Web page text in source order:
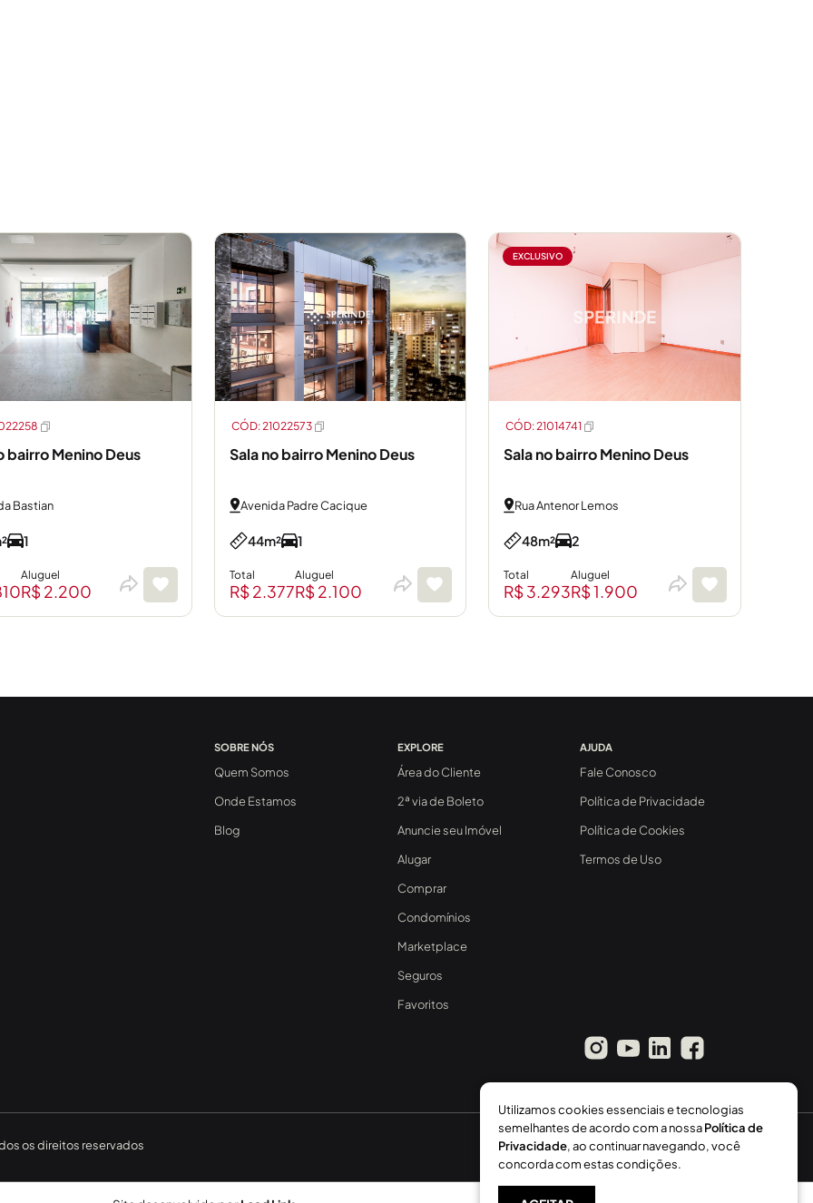
qualidade aos que vivem no bairro. O bairro
Praia de Belas, Zaffari Menino Deus,
como ciclovias, skatepark, quadras de futebol e
e também para comércio pela intensa
bairro Menino Deus
Bastian
1
Aluguel
R$ 2.200
Sala no bairro Menino Deus
Avenida Padre Cacique
44m² 1
Total
R$ 2.377
Aluguel
R$ 2.100
CÓD: 21022573
EXCLUSIVO
Sala no bairro Menino Deus
Rua Antenor Lemos
48m² 2
Total
R$ 3.293
Aluguel
R$ 1.900
CÓD: 21014741
SOBRE NÓS
Quem Somos
Onde Estamos
Blog
EXPLORE
Área do Cliente
2ª via de Boleto
Anuncie seu Imóvel
Alugar
Comprar
Condomínios
Marketplace
Seguros
Favoritos
AJUDA
Fale Conosco
Política de Privacidade
Política de Cookies
Termos de Uso
os direitos reservados
Utilizamos cookies essenciais e tecnologias
semelhantes de acordo com a nossaPolítica de
Privacidade, ao continuar navegando, você
concorda com estas condições.